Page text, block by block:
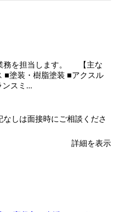
務を担当します。 【主な
■塗装・樹脂塗装 ■アクスル
スミ...
しは面接時にご相談くださ
詳細を表示